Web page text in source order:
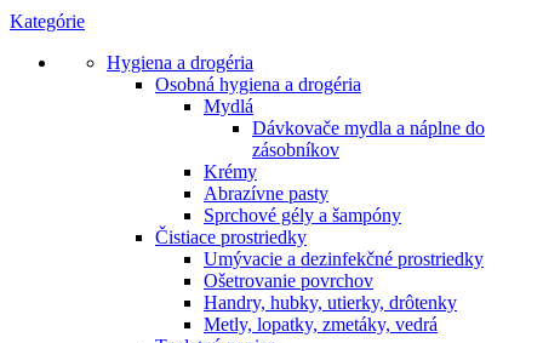
Kategórie
Hygiena a drogéria
Osobná hygiena a drogéria
Mydlá
Dávkovače mydla a náplne do
zásobníkov
Krémy
Abrazívne pasty
Sprchové gély a šampóny
Čistiace prostriedky
Umývacie a dezinfekčné prostriedky
Ošetrovanie povrchov
Handry, hubky, utierky, drôtenky
Metly, lopatky, zmetáky, vedrá